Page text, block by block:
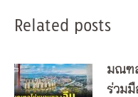
Related posts
มณฑ
ร่วม